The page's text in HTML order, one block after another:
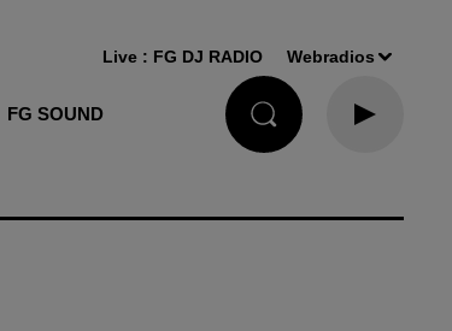
FG SOUND
Live : FG DJ RADIO Webradios